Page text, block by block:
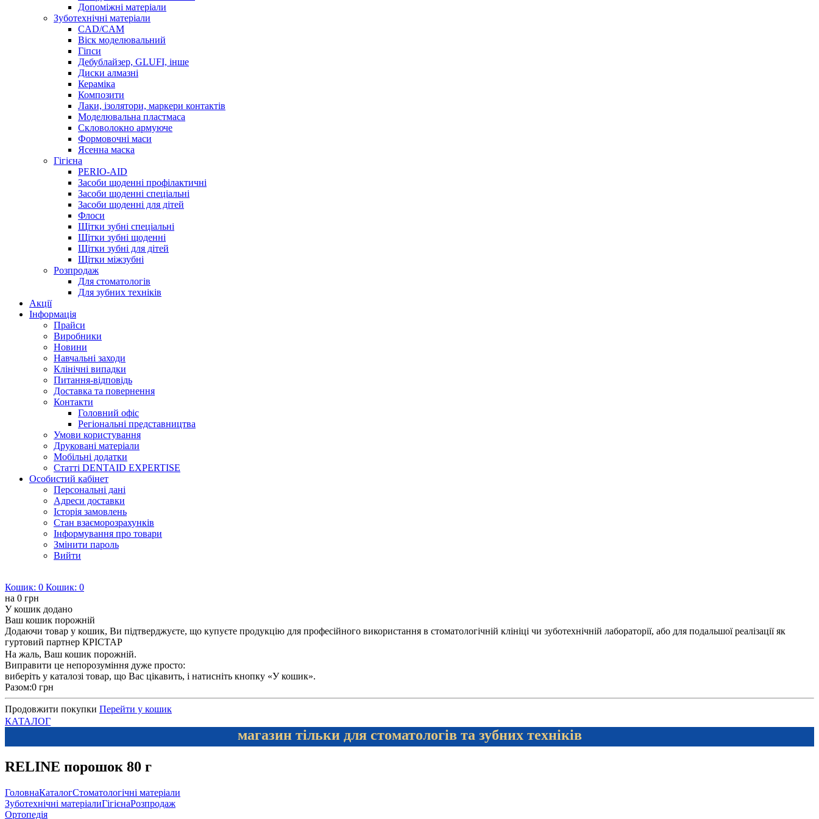
Допоміжні матеріали
Зуботехнічні матеріали
CAD/CAM
Віск моделювальний
Гіпси
Дебублайзер, GLUFI, інше
Диски алмазні
Кераміка
Композити
Лаки, ізолятори, маркери контактів
Моделювальна пластмаса
Скловолокно армуюче
Формовочні маси
Ясенна маска
Гігієна
PERIO-AID
Засоби щоденні профілактичні
Засоби щоденні спеціальні
Засоби щоденні для дітей
Флоси
Щітки зубні спеціальні
Щітки зубні щоденні
Щітки зубні для дітей
Щітки міжзубні
Розпродаж
Для стоматологів
Для зубних техніків
Акції
Інформація
Прайси
Виробники
Новини
Навчальні заходи
Клінічні випадки
Питання-відповідь
Доставка та повернення
Контакти
Головний офіс
Регіональні представництва
Умови користування
Друковані матеріали
Мобільні додатки
Статті DENTAID EXPERTISE
Особистий кабінет
Персональні дані
Адреси доставки
Історія замовлень
Стан взаєморозрахунків
Інформування про товари
Змінити пароль
Вийти
Кошик: 0 Кошик: 0
на 0 грн
У кошик додано
Ваш кошик порожній
Додаючи товар у кошик, Ви підтверджуєте, що купуєте продукцію для професійного використання в стоматологічній клініці чи зуботехнічній лабораторії, або для подальшої реалізації як
гуртовий партнер КРІСТАР
На жаль, Ваш кошик порожній.
Виправити це непорозуміння дуже просто:
виберіть у каталозі товар, що Вас цікавить, і натисніть кнопку «У кошик».
Разом:0 грн
Продовжити покупки Перейти у кошик
КАТАЛОГ
магазин тільки для стоматологів та зубних техніків
RELINE порошок 80 г
ГоловнаКаталогСтоматологічні матеріали
Зуботехнічні матеріалиГігієнаРозпродаж
Ортопедія